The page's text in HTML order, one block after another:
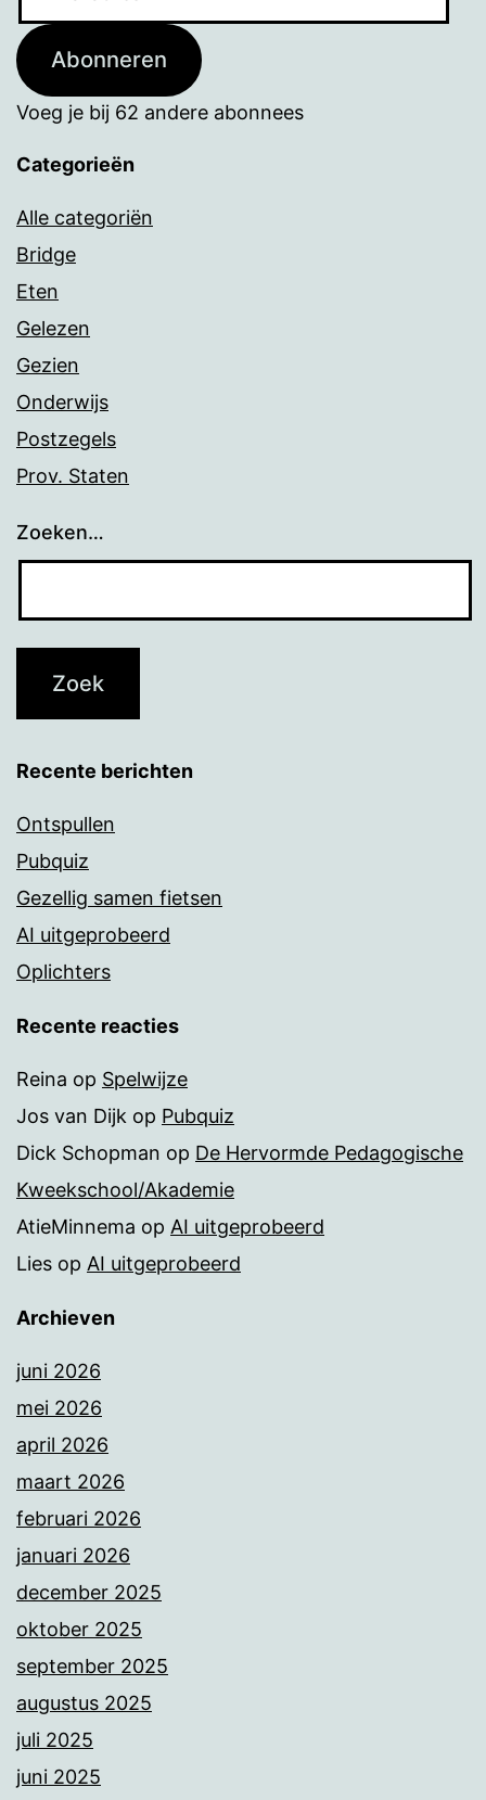
Abonneren
Voeg je bij 62 andere abonnees
Categorieën
Alle categoriën
Bridge
Eten
Gelezen
Gezien
Onderwijs
Postzegels
Prov. Staten
Zoeken…
Recente berichten
Ontspullen
Pubquiz
Gezellig samen fietsen
AI uitgeprobeerd
Oplichters
Recente reacties
Reina op Spelwijze
Jos van Dijk op Pubquiz
Dick Schopman op De Hervormde Pedagogische
Kweekschool/Akademie
AtieMinnema op AI uitgeprobeerd
Lies op AI uitgeprobeerd
Archieven
juni 2026
mei 2026
april 2026
maart 2026
februari 2026
januari 2026
december 2025
oktober 2025
september 2025
augustus 2025
juli 2025
juni 2025